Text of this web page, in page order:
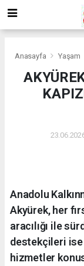
Anasayfa Yaşam
Anadolu
Akyürek, her
aracılığı ile
destekçileri ise
hizmetler